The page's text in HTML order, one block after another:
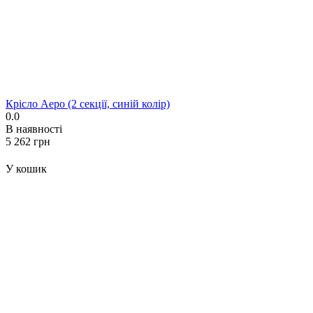
Крісло Аеро (2 секції, синій колір)
0.0
В наявності
‍5 262‍ грн
У кошик